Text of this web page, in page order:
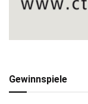
Gewinnspiele